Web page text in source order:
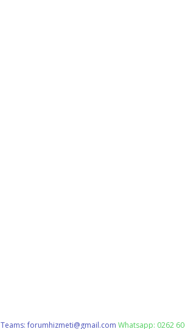
Teams:forumhizmeti@gmail.com Whatsapp: 0262